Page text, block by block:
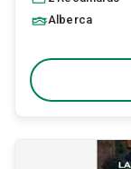
Alberca